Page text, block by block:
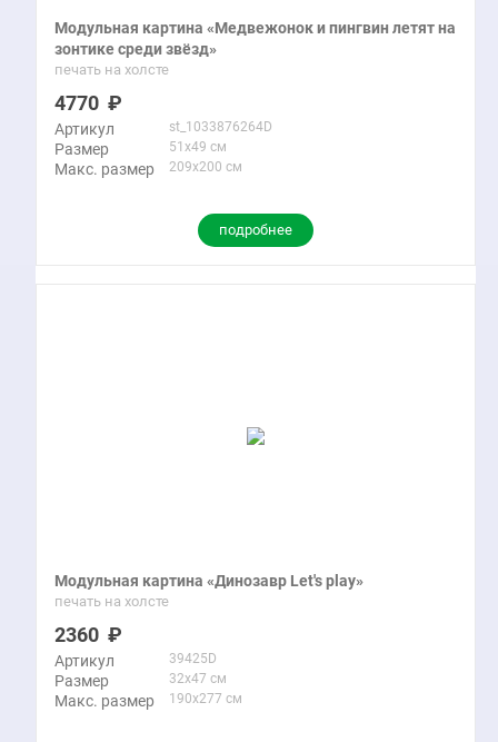
Модульная картина «Медвежонок и пингвин летят на
зонтике среди звёзд»
печать на холсте
4770
Артикул st_1033876264D
Размер 51x49 см
Макс. размер 209x200 см
подробнее
Модульная картина «Динозавр Let's play»
печать на холсте
2360
Артикул 39425D
Размер 32x47 см
Макс. размер 190x277 см